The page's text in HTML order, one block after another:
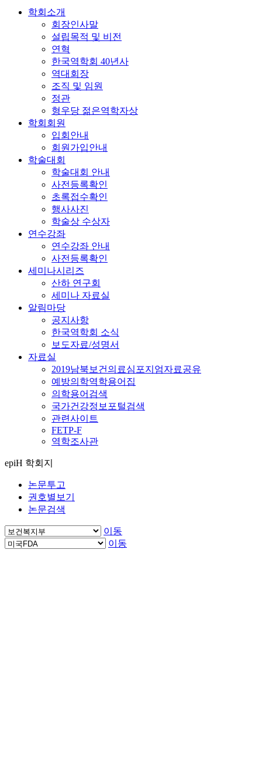
학회소개
회장인사말
설립목적 및 비전
연혁
한국역학회 40년사
역대회장
조직 및 임원
정관
형우당 젊은역학자상
학회회원
입회안내
회원가입안내
학술대회
학술대회 안내
사전등록확인
초록접수확인
행사사진
학술상 수상자
연수강좌
연수강좌 안내
사전등록확인
세미나시리즈
산하 연구회
세미나 자료실
알림마당
공지사항
한국역학회 소식
보도자료/성명서
자료실
2019남북보건의료심포지엄자료공유
예방의학역학용어집
의학용어검색
국가건강정보포털검색
관련사이트
FETP-F
역학조사관
epiH 학회지
논문투고
권호별보기
논문검색
이동
이동